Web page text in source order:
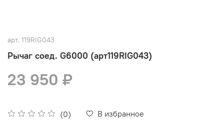
арт. 119RIG043
Рычаг соед. G6000 (арт119RIG043)
(0) В избранное
23 950 ₽